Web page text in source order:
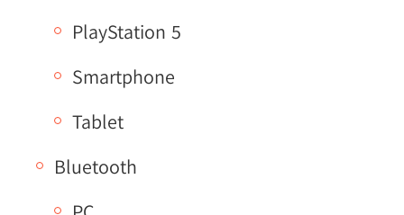
PlayStation 5
Smartphone
Tablet
Bluetooth